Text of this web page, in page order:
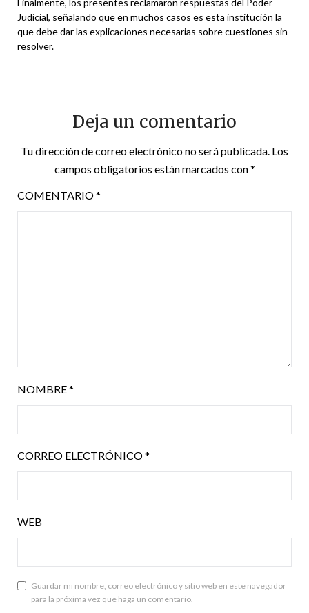
Judicial, señalando que en muchos casos es esta institución la
que debe dar las explicaciones necesarias sobre cuestiones sin
resolver.
Deja un comentario
Tu dirección de correo electrónico no será publicada. Los
campos obligatorios están marcados con*
COMENTARIO*
NOMBRE*
CORREO ELECTRÓNICO*
WEB
Guardar mi nombre, correo electrónico y sitio web en este navegador
para la próxima vez que haga un comentario.